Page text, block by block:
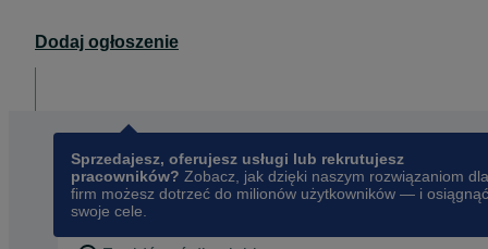
Dodaj ogłoszenie
Sprzedajesz, oferujesz usługi lub rekrutujesz
pracowników? Zobacz, jak dzięki naszym rozwiązaniom dla
firm możesz dotrzeć do milionów użytkowników — i osiągnąć
swoje cele.